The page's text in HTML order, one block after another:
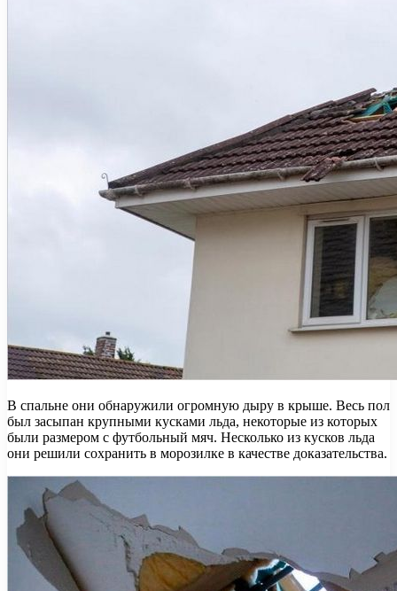
В спальне они обнаружили огромную дыру в крыше. Весь пол
был засыпан крупными кусками льда, некоторые из которых
были размером с футбольный мяч. Несколько из кусков льда
они решили сохранить в морозилке в качестве доказательства.